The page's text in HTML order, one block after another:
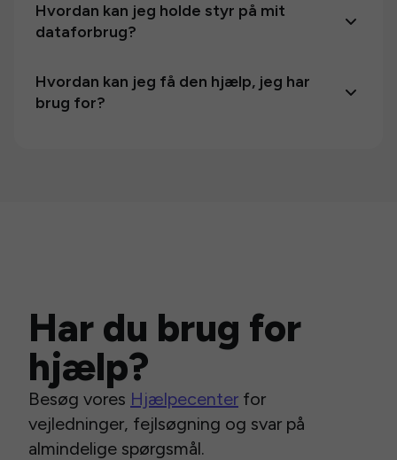
Hvordan kan jeg holde styr på mit
dataforbrug?
Hvordan kan jeg få den hjælp, jeg har
brug for?
Har du brug for
hjælp?
Besøg vores Hjælpecenter for
vejledninger, fejlsøgning og svar på
almindelige spørgsmål.